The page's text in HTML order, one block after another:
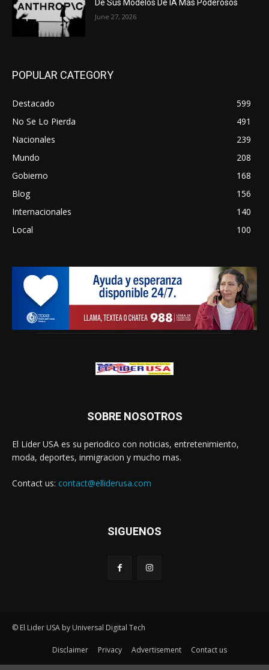
De Sus Modelos De IA Más Poderosos
June 27, 2026
POPULAR CATEGORY
Destacado
599
No Se Lo Pierda
491
Nacionales
239
Mundo
208
Gobierno
168
Blog
156
Internacionales
140
Local
100
SOBRE NOSOTROS
El Lider USA es su periodico con noticias, entretenimiento,
moda, deportes, inmigracion y mucho mas.
Contact us: contact@elliderusa.com
SIGUENOS
© El Lider USA by Universal Digital Tech
Disclaimer Privacy Advertisement Contact us